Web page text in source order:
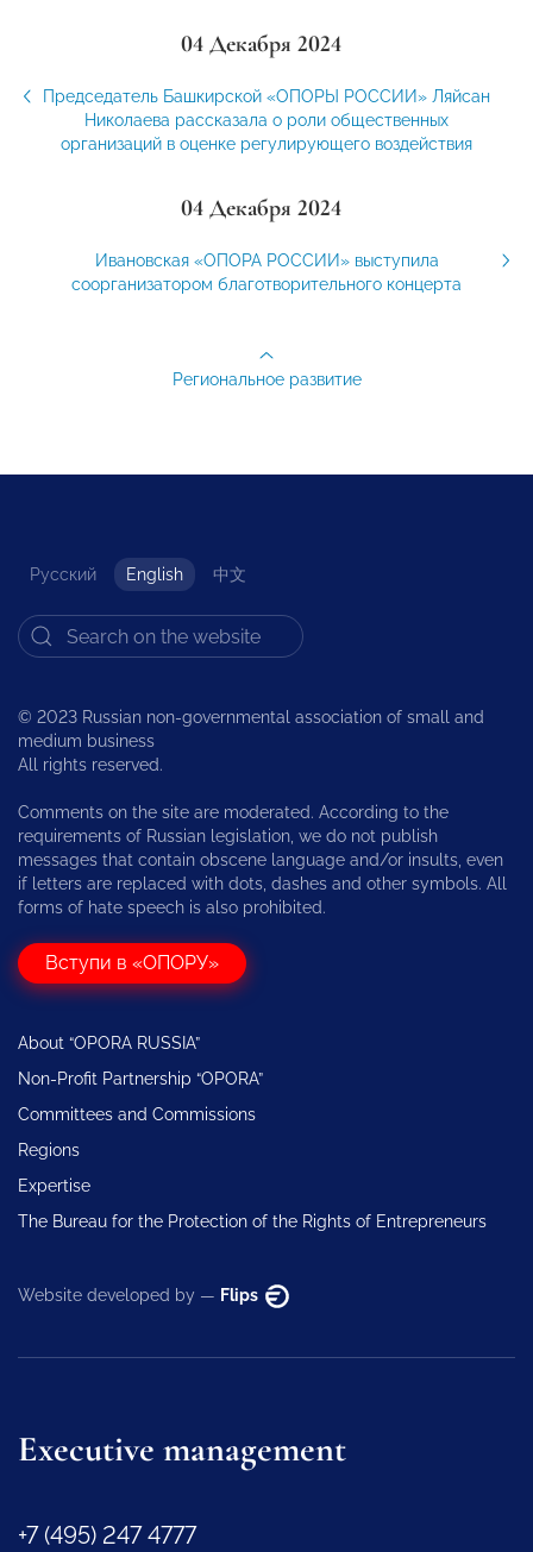
04 Декабря 2024
Председатель Башкирской «ОПОРЫ РОССИИ» Ляйсан
Николаева рассказала о роли общественных
организаций в оценке регулирующего воздействия
04 Декабря 2024
Ивановская «ОПОРА РОССИИ» выступила
соорганизатором благотворительного концерта
Региональное развитие
Русский English 中文
© 2023 Russian non-governmental association of small and
medium business
All rights reserved.
Comments on the site are moderated. According to the
requirements of Russian legislation, we do not publish
messages that contain obscene language and/or insults, even
if letters are replaced with dots, dashes and other symbols. All
forms of hate speech is also prohibited.
Вступи в «ОПОРУ»
About “OPORA RUSSIA”
Non-Profit Partnership “OPORA”
Committees and Commissions
Regions
Expertise
The Bureau for the Protection of the Rights of Entrepreneurs
Website developed by — Flips
Executive management
+7 (495) 247 4777